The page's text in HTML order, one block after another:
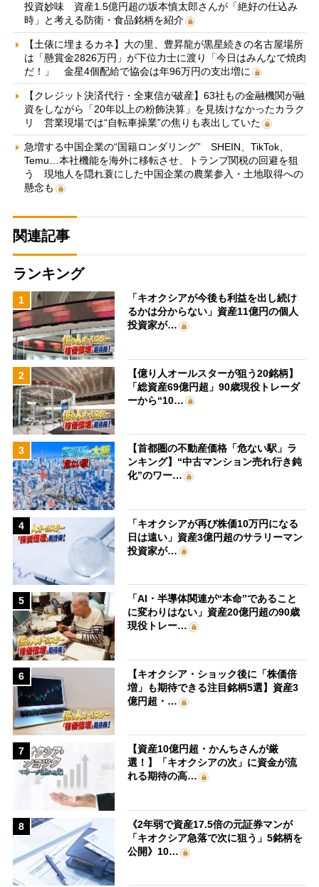
投資妙味 資産1.5億円超の坂本慎太郎さんが「絶好の仕込み
時」と考える防衛・食品銘柄を紹介
【土俵に埋まるカネ】大の里、豊昇龍が黒星続きの名古屋場所
は「懸賞金2826万円」が下位力士に渡り「今日はみんなで焼肉
だ！」 金星4個配給で協会は年96万円の支出増に
【クレジット決済代行・全東信が破産】63社もの金融機関が融
資をしながら「20年以上の粉飾決算」を見抜けなかったカラク
リ 営業現場では“自転車操業”の焦りも表出していた
急増する中国企業の“国籍ロンダリング” SHEIN、TikTok、
Temu…本社機能を海外に移転させ、トランプ関税の回避を狙
う 現地人を隠れ蓑にした中国企業の農業参入・土地取得への
懸念も
関連記事
ランキング
1
「キオクシアが今後も利益を出し続け
るかは分からない」資産11億円の個人
投資家が…
2
【億り人オールスターが狙う20銘柄】
「総資産69億円超」90歳現役トレーダ
ーから“10…
3
【首都圏の不動産価格「危ない駅」ラ
ンキング】“中古マンション売れ行き鈍
化”のワー…
4
「キオクシアが再び株価10万円になる
日は遠い」資産3億円超のサラリーマン
投資家が…
5
「AI・半導体関連が“本命”であること
に変わりはない」資産20億円超の90歳
現役トレー…
6
【キオクシア・ショック後に「株価倍
増」も期待できる注目銘柄5選】資産3
億円超・…
7
【資産10億円超・かんちさんが厳
選！】「キオクシアの次」に資金が流
れる期待の高…
8
《2年弱で資産17.5倍の元証券マンが
「キオクシア急落で次に狙う」5銘柄を
公開》10…